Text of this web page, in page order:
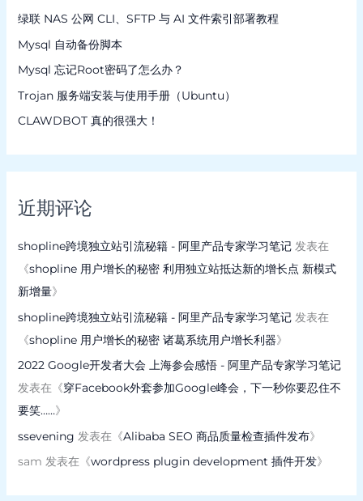
绿联 NAS 公网 CLI、SFTP 与 AI 文件索引部署教程
Mysql 自动备份脚本
Mysql 忘记Root密码了怎么办？
Trojan 服务端安装与使用手册（Ubuntu）
CLAWDBOT 真的很强大！
近期评论
shopline跨境独立站引流秘籍 - 阿里产品专家学习笔记发表在
《shopline 用户增长的秘密 利用独立站抵达新的增长点 新模式
新增量》
shopline跨境独立站引流秘籍 - 阿里产品专家学习笔记发表在
《shopline 用户增长的秘密 诸葛系统用户增长利器》
2022 Google开发者大会 上海参会感悟 - 阿里产品专家学习笔记
发表在《穿Facebook外套参加Google峰会，下一秒你要忍住不
要笑……》
ssevening 发表在《Alibaba SEO 商品质量检查插件发布》
sam 发表在《wordpress plugin development 插件开发》